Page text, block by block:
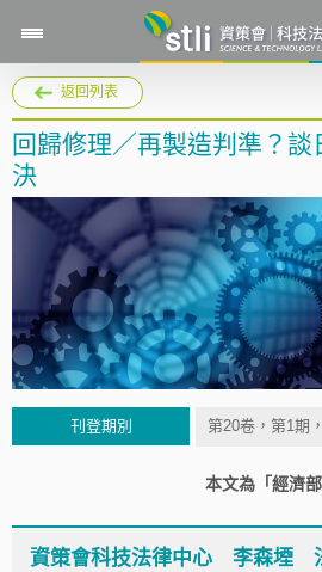
返回列表
回歸修理／再製造判準？
決
刊登期別 第20卷，第1期
本文為「經濟
資策會科技法律中心 李森堙